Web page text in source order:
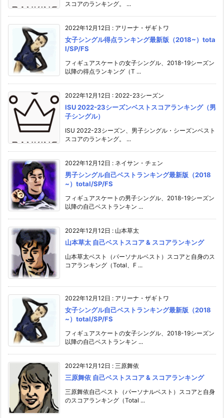
スコアのランキング。 ...
2022年12月12日 : アリーナ・ザギトワ
女子シングル得点ランキング最新版（2018~）tota
l/SP/FS
フィギュアスケートの女子シングル、2018-19シーズン
以降の得点ランキング（T ...
2022年12月12日 : 2022-23シーズン
ISU 2022-23シーズンベストスコアランキング（男
子シングル）
ISU 2022-23シーズン、男子シングル・シーズンベスト
スコアのランキング。 ...
2022年12月12日 : ネイサン・チェン
男子シングル自己ベストランキング最新版（2018
~）total/SP/FS
フィギュアスケートの男子シングル、2018-19シーズン
以降の自己ベストランキン ...
2022年12月12日 : 山本草太
山本草太 自己ベストスコア & スコアランキング
山本草太ベスト（パーソナルベスト）スコアと自身のス
コアランキング（Total、F ...
2022年12月12日 : アリーナ・ザギトワ
女子シングル自己ベストランキング最新版（2018
~）total/SP/FS
フィギュアスケートの女子シングル、2018-19シーズン
以降の自己ベストランキン ...
2022年12月12日 : 三原舞依
三原舞依 自己ベストスコア & スコアランキング
三原舞依自己ベスト（パーソナルベスト）スコアと自身
のスコアランキング（Total ...